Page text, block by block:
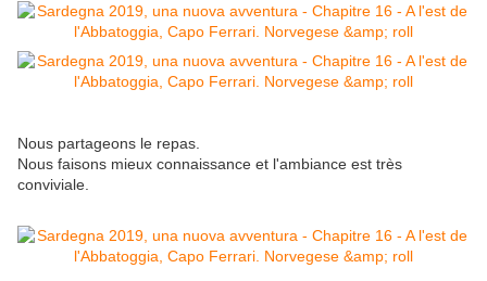
Nous partageons le repas.
Nous faisons mieux connaissance et l'ambiance est très
conviviale.